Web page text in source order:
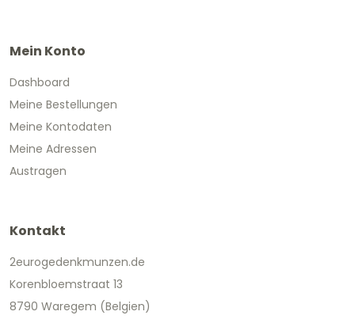
Mein Konto
Dashboard
Meine Bestellungen
Meine Kontodaten
Meine Adressen
Austragen
Kontakt
2eurogedenkmunzen.de
Korenbloemstraat 13
8790 Waregem (Belgien)